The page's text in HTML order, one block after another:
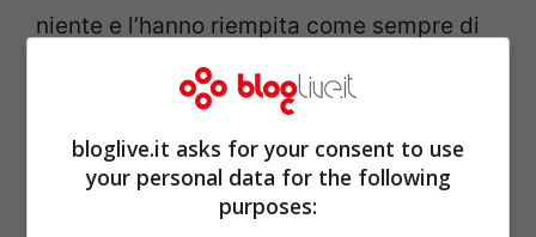
niente e l’hanno riempita come sempre di
like e complimenti.
bloglive.it asks for your consent to use
your personal data for the following
purposes: